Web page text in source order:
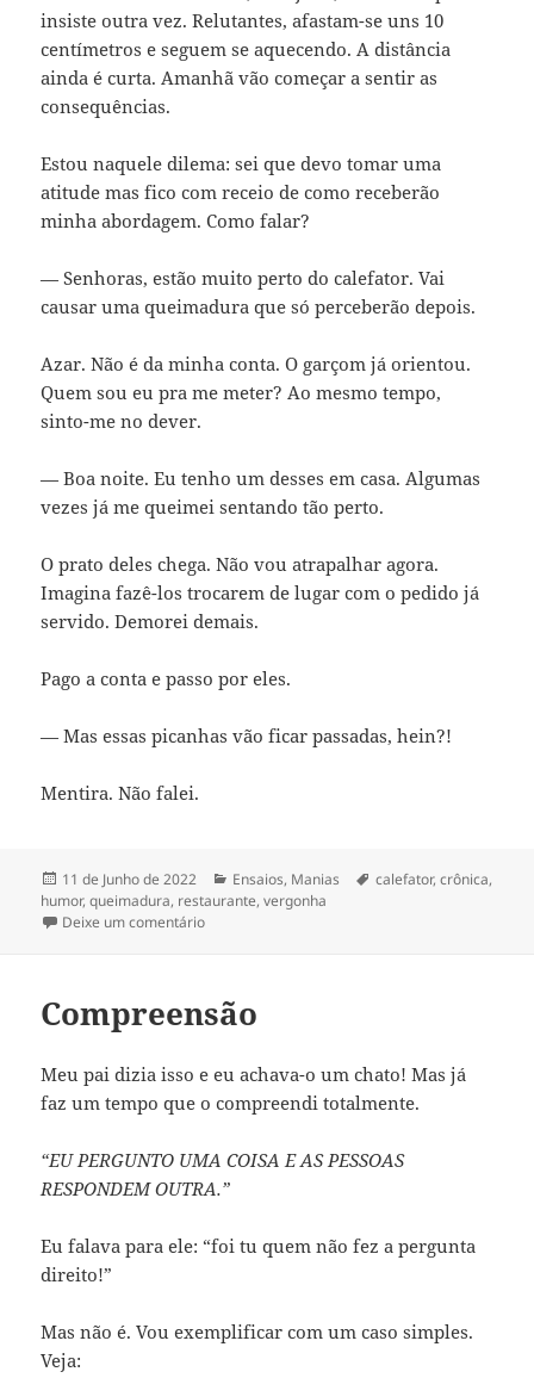
insiste outra vez. Relutantes, afastam-se uns 10
centímetros e seguem se aquecendo. A distância
ainda é curta. Amanhã vão começar a sentir as
consequências.
Estou naquele dilema: sei que devo tomar uma
atitude mas fico com receio de como receberão
minha abordagem. Como falar?
— Senhoras, estão muito perto do calefator. Vai
causar uma queimadura que só perceberão depois.
Azar. Não é da minha conta. O garçom já orientou.
Quem sou eu pra me meter? Ao mesmo tempo,
sinto-me no dever.
— Boa noite. Eu tenho um desses em casa. Algumas
vezes já me queimei sentando tão perto.
O prato deles chega. Não vou atrapalhar agora.
Imagina fazê-los trocarem de lugar com o pedido já
servido. Demorei demais.
Pago a conta e passo por eles.
— Mas essas picanhas vão ficar passadas, hein?!
Mentira. Não falei.
Publicado
a
11 de Junho de 2022 Categorias
Ensaios, Manias Etiquetas
calefator,crônica,
humor,queimadura, restaurante,vergonha
Deixe um comentáriosobre Queimadura
Compreensão
Meu pai dizia isso e eu achava-o um chato! Mas já
faz um tempo que o compreendi totalmente.
“EU PERGUNTO UMA COISA E AS PESSOAS
RESPONDEM OUTRA.”
Eu falava para ele: “foi tu quem não fez a pergunta
direito!”
Mas não é. Vou exemplificar com um caso simples.
Veja: